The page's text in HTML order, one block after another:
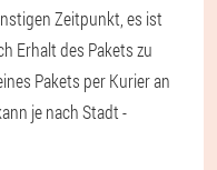
Zeitpunkt, es ist
Erhalt des Pakets zu
Pakets per Kurier an
je nach Stadt -